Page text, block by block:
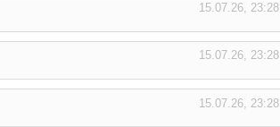
15.07.26, 23:28
15.07.26, 23:28
15.07.26, 23:28